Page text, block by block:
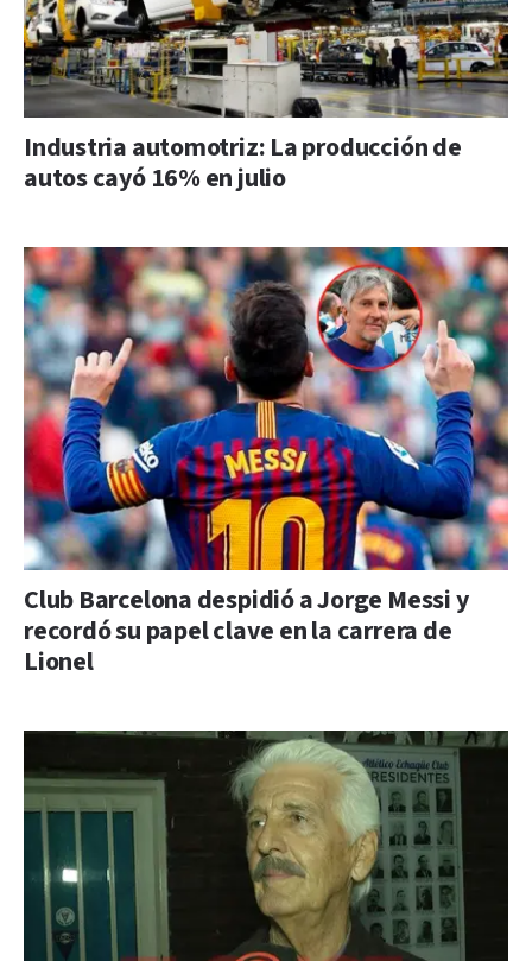
Industria automotriz: La producción de
autos cayó 16% en julio
Club Barcelona despidió a Jorge Messi y
recordó su papel clave en la carrera de
Lionel